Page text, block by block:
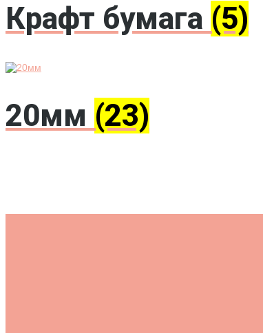
Крафт бумага (5)
20мм (23)